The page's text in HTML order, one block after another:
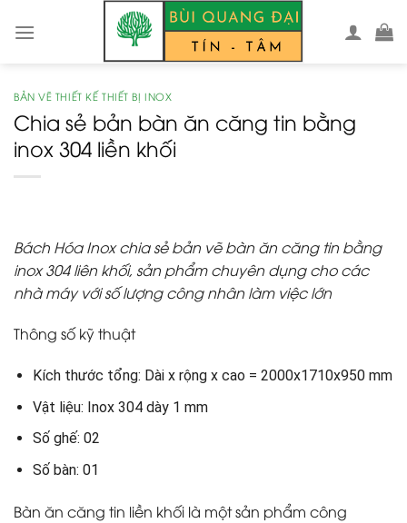
BẢN VẼ THIẾT KẾ THIẾT BỊ INOX
Chia sẻ bản bàn ăn căng tin bằng
inox 304 liền khối
Bách Hóa Inox chia sẻ bản vẽ bàn ăn căng tin bằng
inox 304 liên khối, sản phẩm chuyên dụng cho các
nhà máy với số lượng công nhân làm việc lớn
Thông số kỹ thuật
Kích thước tổng: Dài x rộng x cao = 2000x1710x950 mm
Vật liệu: Inox 304 dày 1 mm
Số ghế: 02
Số bàn: 01
Bàn ăn căng tin liền khối là một sản phẩm công